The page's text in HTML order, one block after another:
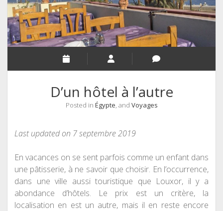
D’un hôtel à l’autre
Posted in Égypte, and Voyages
Last updated on 7 septembre 2019
En vacances on se sent parfois comme un enfant dans
une pâtisserie, à ne savoir que choisir. En l’occurrence,
dans une ville aussi touristique que Louxor, il y a
abondance d’hôtels. Le prix est un critère, la
localisation en est un autre, mais il en reste encore